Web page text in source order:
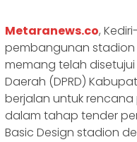
Metaranews.co,
pembangunan stadion
memang telah disetujui
Daerah (DPRD)
berjalan untuk
dalam tahap tender
Basic Design stadion